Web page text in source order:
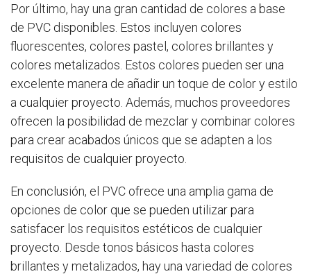
Por último, hay una gran cantidad de colores a base
de PVC disponibles. Estos incluyen colores
fluorescentes, colores pastel, colores brillantes y
colores metalizados. Estos colores pueden ser una
excelente manera de añadir un toque de color y estilo
a cualquier proyecto. Además, muchos proveedores
ofrecen la posibilidad de mezclar y combinar colores
para crear acabados únicos que se adapten a los
requisitos de cualquier proyecto.
En conclusión, el PVC ofrece una amplia gama de
opciones de color que se pueden utilizar para
satisfacer los requisitos estéticos de cualquier
proyecto. Desde tonos básicos hasta colores
brillantes y metalizados, hay una variedad de colores